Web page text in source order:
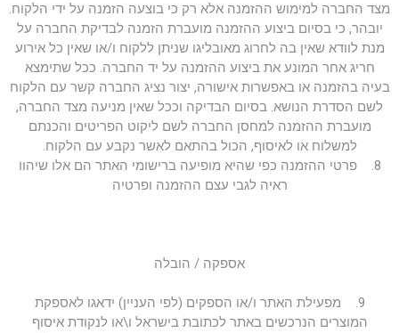
מצד החברה למימוש ההזמנה אלא רק כי בוצעה הזמנה על ידי הלקוח.
יובהר, כי בסיום ביצוע ההזמנה מועברת הזמנה לבדיקת החברה על
מנת לוודא שאין בה לחרוג מאובליגו שניתן ללקוח ו/או שאין כל אירוע
חריג אחר המונע את ביצוע ההזמנה על יד החברה. ככל שתימצא
בעיה בהזמנה או באפשרות אישורה, יצור נציג החברה קשר עם הלקוח
לשם הסדרת הנושא. בסיום הבדיקה וככל שאין מניעה מצד החברה,
מועברת ההזמנה למחסן החברה לשם ליקוט הפריטים והכנתם
למשלוח או לאיסוף, הכול בהתאם לאשר נקבע עם הלקוח.
8. פרטי ההזמנה כפי שהיא מופיעה ברישומי האתר הם אלו שיהוו
ראיה לגבי עצם ההזמנה ופרטיה
אספקה / הובלה
9. מפעילת האתר ו/או הספקים (לפי העניין) ידאגו לאספקת
המוצרים הנרכשים באתר לכתובת בישראל ו\או לנקודת איסוף